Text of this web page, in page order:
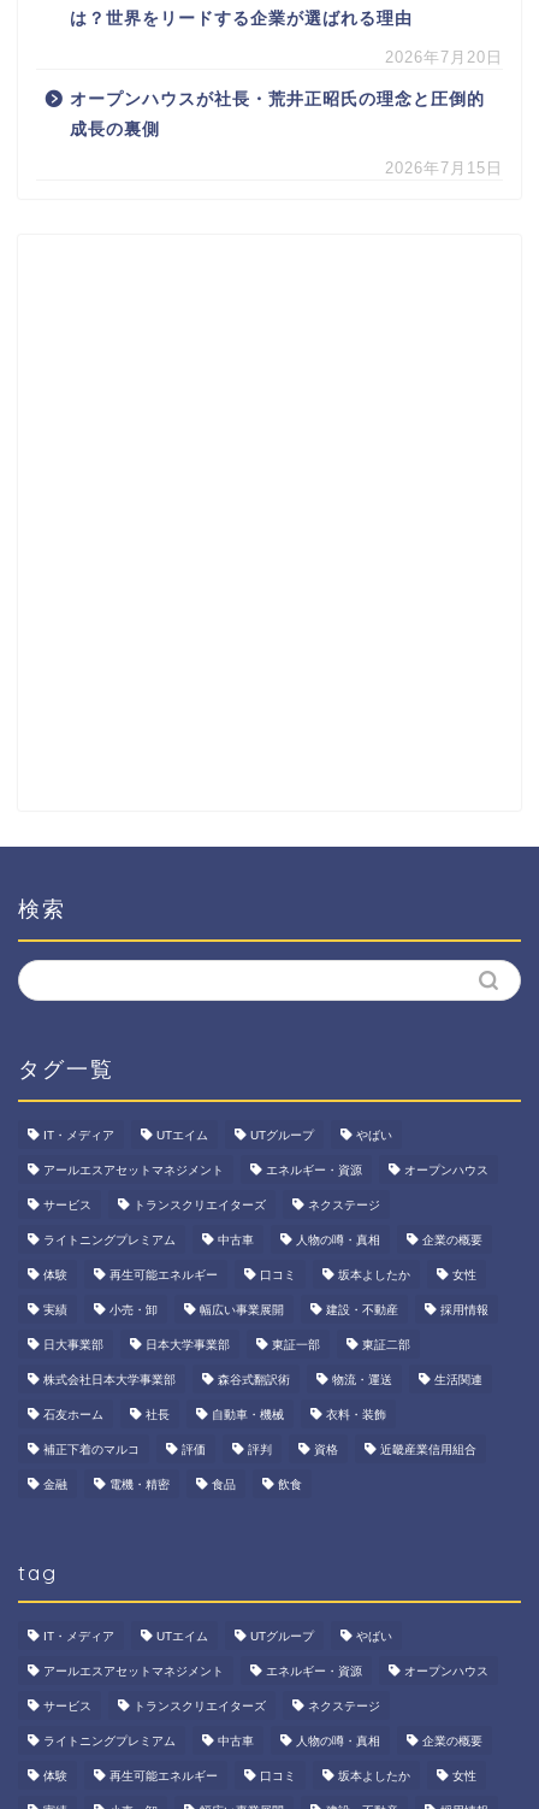
は？世界をリードする企業が選ばれる理由
2026年7月20日
オープンハウスが社長・荒井正昭氏の理念と圧倒的
成長の裏側
2026年7月15日
検索
タグ一覧
IT・メディア UTエイム UTグループ やばい
アールエスアセットマネジメント エネルギー・資源 オープンハウス
サービス トランスクリエイターズ ネクステージ
ライトニングプレミアム 中古車 人物の噂・真相 企業の概要
体験 再生可能エネルギー 口コミ 坂本よしたか 女性
実績 小売・卸 幅広い事業展開 建設・不動産 採用情報
日大事業部 日本大学事業部 東証一部 東証二部
株式会社日本大学事業部 森谷式翻訳術 物流・運送 生活関連
石友ホーム 社長 自動車・機械 衣料・装飾
補正下着のマルコ 評価 評判 資格 近畿産業信用組合
金融 電機・精密 食品 飲食
tag
IT・メディア UTエイム UTグループ やばい
アールエスアセットマネジメント エネルギー・資源 オープンハウス
サービス トランスクリエイターズ ネクステージ
ライトニングプレミアム 中古車 人物の噂・真相 企業の概要
体験 再生可能エネルギー 口コミ 坂本よしたか 女性